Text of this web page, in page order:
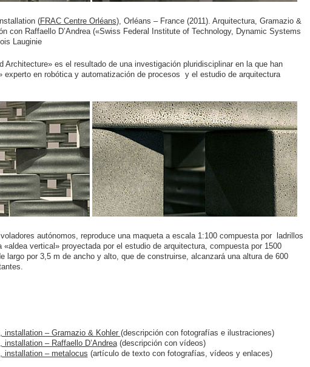
(FRAC Centre Orléans), Orléans – France (2011). Arquitectura, Gramazio &
con Raffaello D’Andrea («Swiss Federal Institute of Technology, Dynamic Systems
Lauginie
Architecture» es el resultado de una investigación pluridisciplinar en la que han
experto en robótica y automatización de procesos y el estudio de arquitectura
autónomos, reproduce una maqueta a escala 1:100 compuesta por ladrillos
vertical» proyectada por el estudio de arquitectura, compuesta por 1500
largo por 3,5 m de ancho y alto, que de construirse, alcanzará una altura de 600
installation – Gramazio & Kohler (descripción con fotografías e ilustraciones)
– Raffaello D’Andrea(descripción con vídeos)
installation – metalocus (artículo de texto con fotografías, vídeos y enlaces)